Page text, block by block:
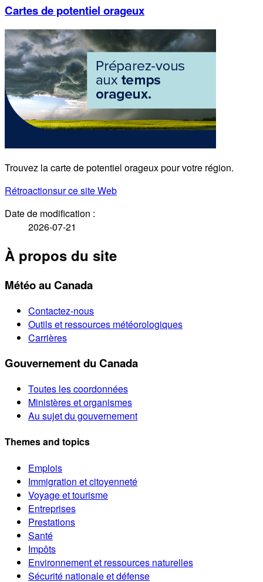
Cartes de potentiel orageux
Trouvez la carte de potentiel orageux pour votre région.
Rétroactionsur ce site Web
Date de modification :
2026-07-21
À propos du site
Météo au Canada
Contactez-nous
Outils et ressources météorologiques
Carrières
Gouvernement du Canada
Toutes les coordonnées
Ministères et organismes
Au sujet du gouvernement
Themes and topics
Emplois
Immigration et citoyenneté
Voyage et tourisme
Entreprises
Prestations
Santé
Impôts
Environnement et ressources naturelles
Sécurité nationale et défense